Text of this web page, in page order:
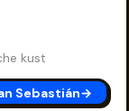
kust
Sebastián→